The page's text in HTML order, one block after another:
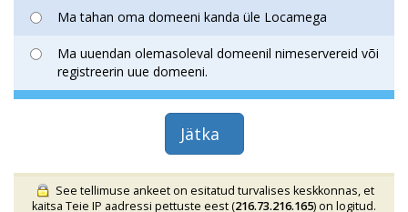
Ma tahan oma domeeni kanda üle Locamega
Ma uuendan olemasoleval domeenil nimeservereid või
registreerin uue domeeni.
Jätka
See tellimuse ankeet on esitatud turvalises keskkonnas, et
kaitsa Teie IP aadressi pettuste eest (216.73.216.165) on logitud.